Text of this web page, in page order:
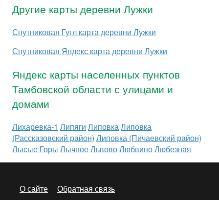
Другие карты деревни Лужки
Спутниковая Гугл карта деревни Лужки
Спутниковая Яндекс карта деревни Лужки
Яндекс карты населенных пунктов
Тамбовской области с улицами и
домами
Лихаревка-1 Липяги Липовка Липовка
(Рассказовский район) Липовка (Пичаевский район)
Лысые Горы ЛычноеЛьвовоЛюбвиноЛюбезная
О сайте Обратная связь